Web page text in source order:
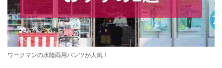
ワークマンの水陸両用パンツが人気！